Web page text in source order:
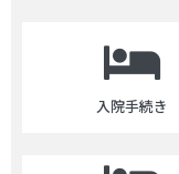
入院手続き